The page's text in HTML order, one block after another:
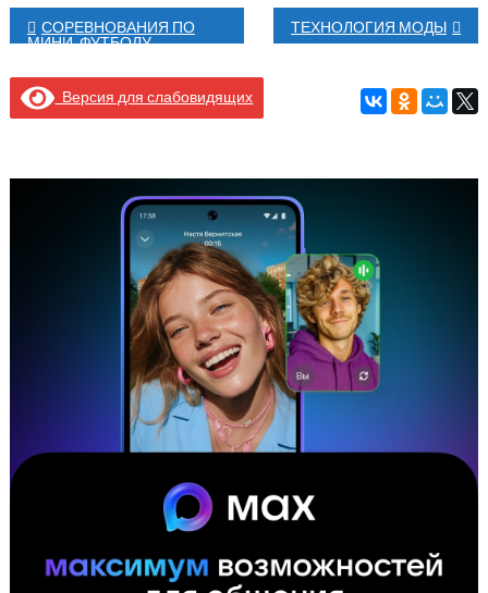
Навигация
по
записям
СОРЕВНОВАНИЯ ПО
МИНИ-ФУТБОЛУ
ТЕХНОЛОГИЯ МОДЫ
Версия для слабовидящих